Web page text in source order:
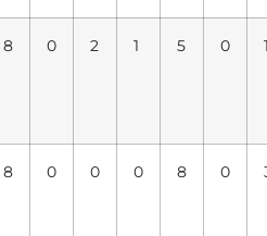
8 0 2 1 5 0
8 0 0 0 8 0